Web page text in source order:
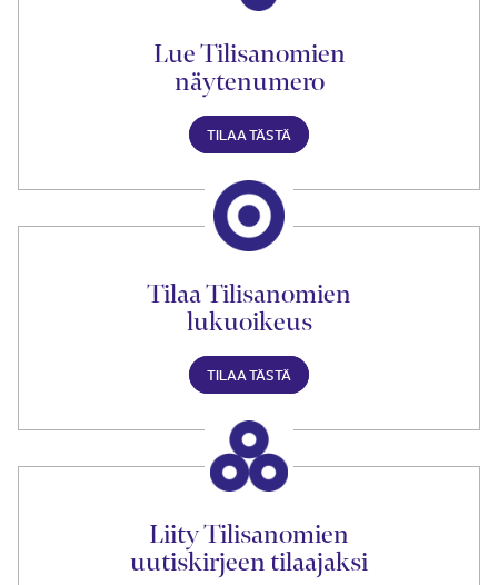
Lue Tilisanomien
näytenumero
TILAA TÄSTÄ
Tilaa Tilisanomien
lukuoikeus
TILAA TÄSTÄ
Liity Tilisanomien
uutiskirjeen tilaajaksi